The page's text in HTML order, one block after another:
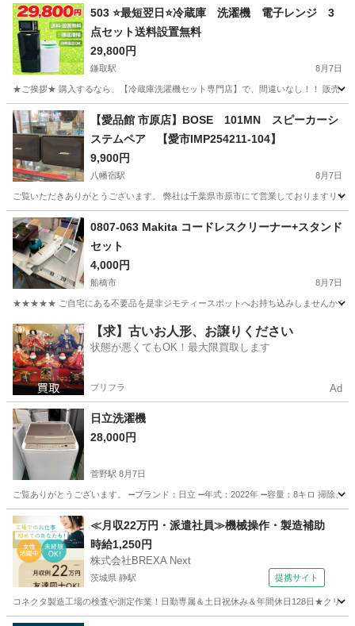
千葉 松戸市 新八柱駅 キッチン家電
503 ⭐️最短翌日⭐️冷蔵庫 洗濯機 電子レンジ 3
点セット送料設置無料
29,800円
鎌取駅 8月7日
★ご挨拶★ 購入するなら、【冷蔵庫洗濯機セット専門店】で、間違いなし！！ 販売セ
千葉 千葉市 鎌取駅 キッチン家電
【愛品館 市原店】BOSE 101MN スピーカーシ
ステムペア 【愛市IMP254211-104】
9,900円
八幡宿駅 8月7日
ご覧いただきありがとうございます。 弊社は千葉県市原市にて営業しておりますリ
千葉 市原市
0807-063 Makita コードレスクリーナー+スタンド
セット
4,000円
船橋市 8月7日
★★★★★ ご自宅にある不要品を是非ジモティースポットへお持ち込みしませんか？
千葉 船橋市 生活家電 Makita
【求】古いお人形、お譲りください
状態が悪くてもOK！最大限買取します
プリフラ Ad
日立洗濯機
28,000円
菅野駅 8月7日
ご覧ありがとうございます。 ➖ブランド：日立 ➖年式：2022年 ➖容量：8キロ 掃除
千葉 市川市 菅野駅 生活家電 ガスコンロ
≪月収22万円・派遣社員≫機械操作・製造補助
時給1,250円
株式会社BREXA Next
茨城県 静駅 提携サイト
コネクタ製造工場の検査や測定作業！日勤専属＆土日祝休み＆年間休日128日★クリ